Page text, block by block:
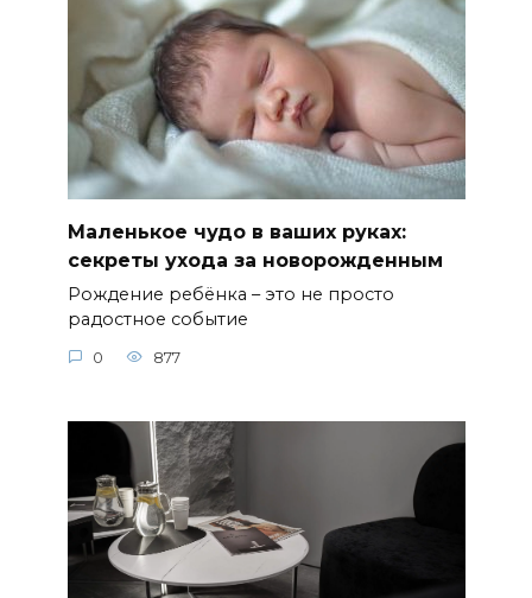
Маленькое чудо в ваших руках:
секреты ухода за новорожденным
Рождение ребёнка – это не просто
радостное событие
0 877